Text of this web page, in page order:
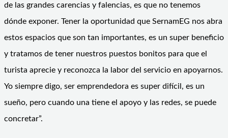
de las grandes carencias y falencias, es que no tenemos
dónde exponer. Tener la oportunidad que SernamEG nos abra
estos espacios que son tan importantes, es un super beneficio
y tratamos de tener nuestros puestos bonitos para que el
turista aprecie y reconozca la labor del servicio en apoyarnos.
Yo siempre digo, ser emprendedora es super difícil, es un
sueño, pero cuando una tiene el apoyo y las redes, se puede
concretar”.